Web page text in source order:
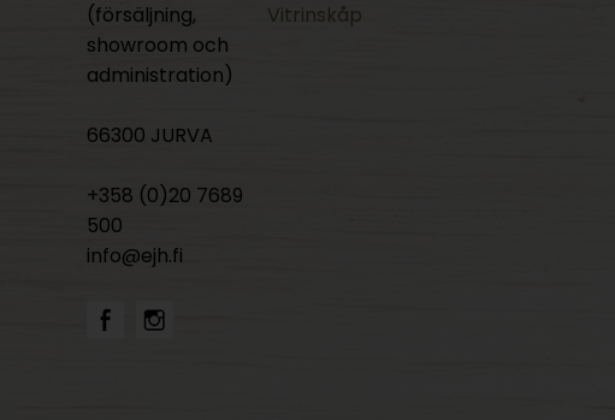
(försäljning,
showroom och
administration)
66300 JURVA
+358 (0)20 7689
500
info@ejh.fi
Vitrinskåp